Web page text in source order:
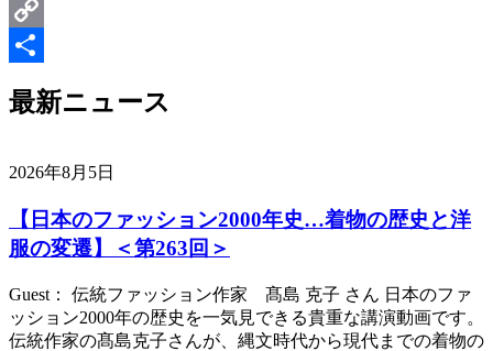
最新ニュース
2026年8月5日
【日本のファッション2000年史…着物の歴史と洋
服の変遷】＜第263回＞
Guest： 伝統ファッション作家 髙島 克子 さん 日本のファ
ッション2000年の歴史を一気見できる貴重な講演動画です。
伝統作家の髙島克子さんが、縄文時代から現代までの着物の